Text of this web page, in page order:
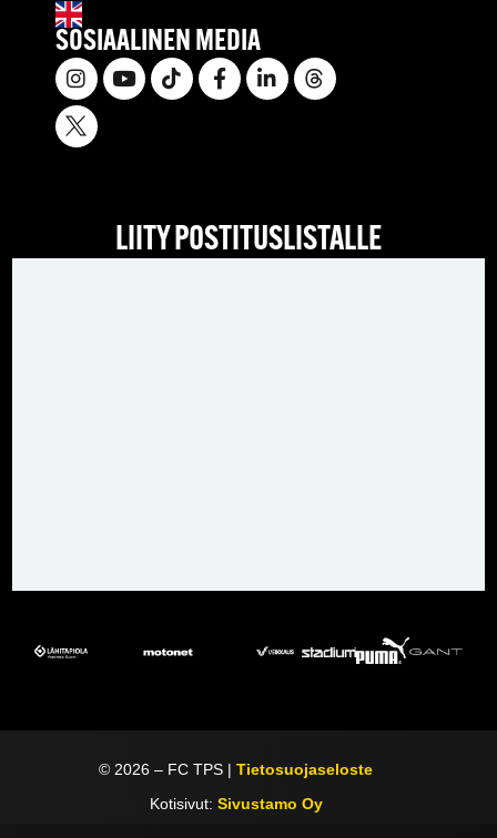
SOSIAALINEN MEDIA
LIITY POSTITUSLISTALLE
©2026 – FC TPS |Tietosuojaseloste
Kotisivut: Sivustamo Oy